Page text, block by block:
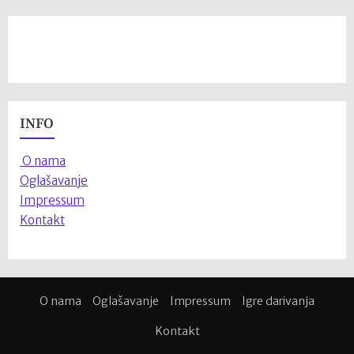
INFO
O nama
Oglašavanje
Impressum
Kontakt
O nama Oglašavanje Impressum Igre darivanja
Kontakt